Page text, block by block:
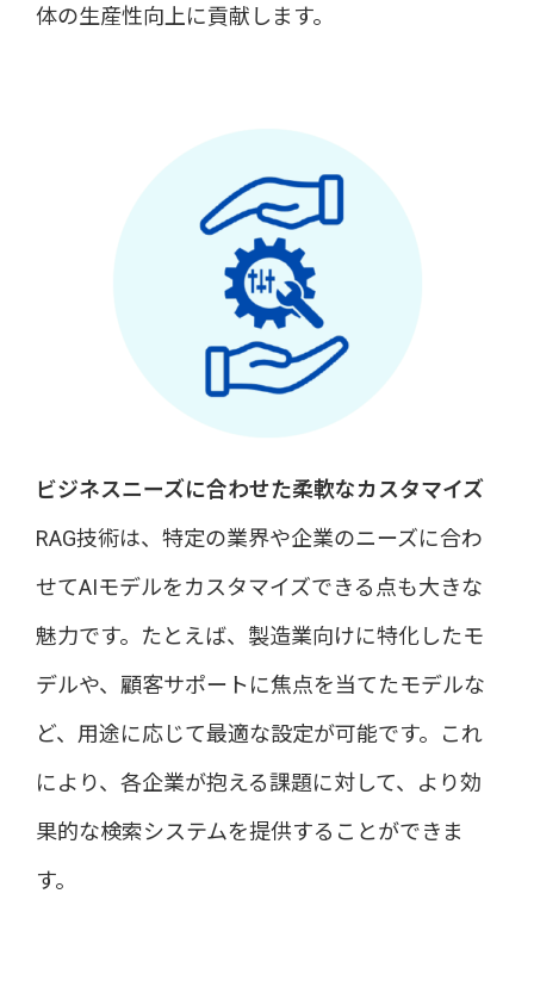
体の生産性向上に貢献します。
ビジネスニーズに合わせた柔軟なカスタマイズ
RAG技術は、特定の業界や企業のニーズに合わ
せてAIモデルをカスタマイズできる点も大きな
魅力です。たとえば、製造業向けに特化したモ
デルや、顧客サポートに焦点を当てたモデルな
ど、用途に応じて最適な設定が可能です。これ
により、各企業が抱える課題に対して、より効
果的な検索システムを提供することができま
す。